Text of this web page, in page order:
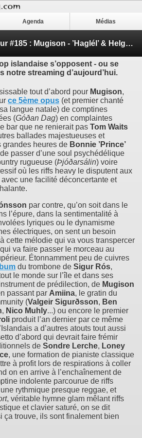
Agenda Médias
Le streaming du jour #185 : Mugison - ’Haglél’ & Helgi Jónsson - ’Big Spring’
islandaise s’opposent - ou se
notre streaming d’aujourd’hui.
tout d’abord pour Mugison,
ce 5ème opus (et premier chanté
langue natale) de comptines
(Góðan Dag) en complaintes
bar que ne renierait pas Tom Waits
ballades majestueuses et
grandes heures de Bonnie ’Prince’
passer d’une soul psychédélique
rugueuse (Þjóðarsálin) voire
où les riffs heavy le disputent aux
une facilité déconcertante et
par contre, qu’on soit dans le
l’épure, dans la sentimentalité à
lyriques ou le dynamisme
électriques, on sent un besoin
cette mélodie qui va vous transpercer
va faire passer le morceau au
Étonnamment peu de cuivres
du trombone de Sigur Rós,
le monde sur l’île et dans ses
de prédilection, de Mugison
passant par Amiina, le gratin du
(Valgeir Sigurðsson, Ben
, Nico Muhly...) ou encore le premier
produit l’an dernier par ce même
a d’autres atouts tout aussi
d’abord qui devrait faire frémir
de Sondre Lerche, Loney
, une formation de pianiste classique
à profit lors de respirations à coller
on en arrive à l’enchaînement de
indolente parcourue de riffs
rythmique presque reggae, et
, véritable hymne glam mêlant riffs
et clavier saturé, on se dit
ça trouve, ils sont finalement bien